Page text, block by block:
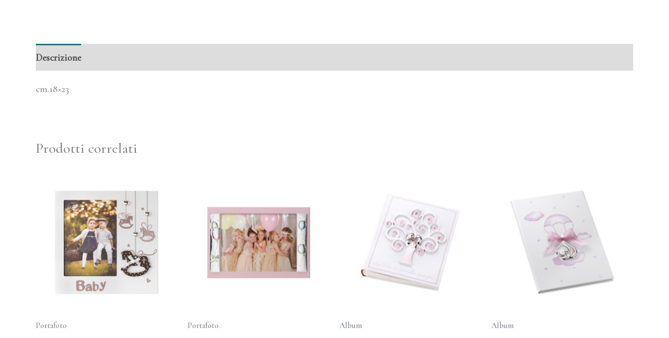
Descrizione
cm.18×23
Prodotti correlati
Portafoto Portafoto Album Album